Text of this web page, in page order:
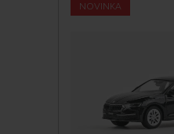
NOVINKA